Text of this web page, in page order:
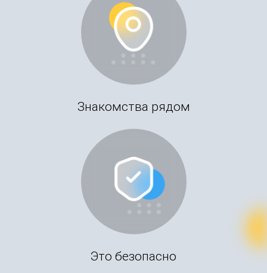
Знакомства рядом
Это безопасно